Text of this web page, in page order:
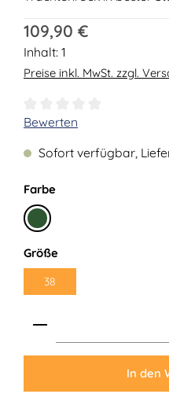
Regulärer Preis:
109,90 €
Inhalt: 1
Preise inkl. MwSt. zzgl.
Durchschnittliche
Bewerten
Sofort verfügbar,
Farbeauswählen
Tanne
Größeauswählen
38
Produkt Anzahl: Gib
In den